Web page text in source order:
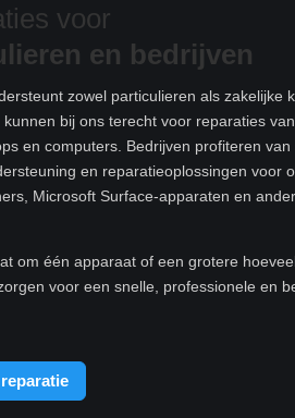
voor
en bedrijven
zowel particulieren als zakelijke
kunnen bij ons terecht voor reparaties
en computers. Bedrijven profiteren van
en reparatieoplossingen voor
Microsoft Surface-apparaten en
om één apparaat of een grotere
voor een snelle, professionele en